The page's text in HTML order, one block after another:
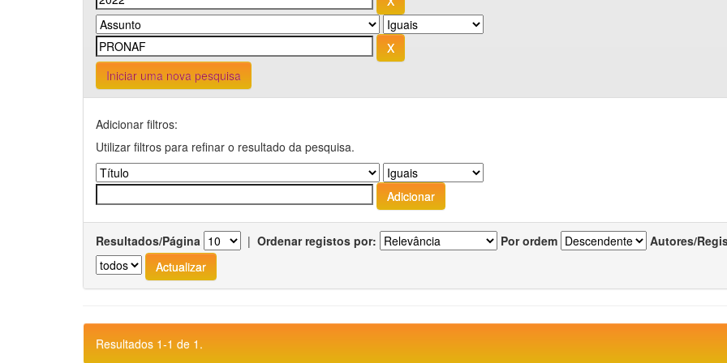
Iniciar uma nova pesquisa
Adicionar filtros:
Utilizar filtros para refinar o resultado da pesquisa.
Resultados/Página | Ordenar registos por: Por ordem Autores/
Resultados 1-1 de 1.